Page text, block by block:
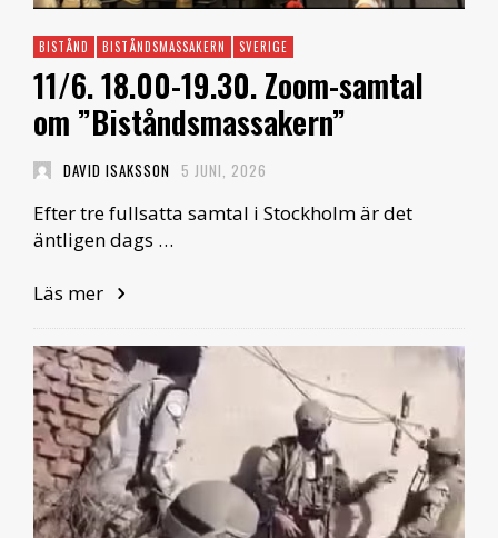
BISTÅND BISTÅNDSMASSAKERN SVERIGE
11/6. 18.00-19.30. Zoom-samtal
om ”Biståndsmassakern”
DAVID ISAKSSON 5 JUNI, 2026
Efter tre fullsatta samtal i Stockholm är det
äntligen dags …
Läs mer